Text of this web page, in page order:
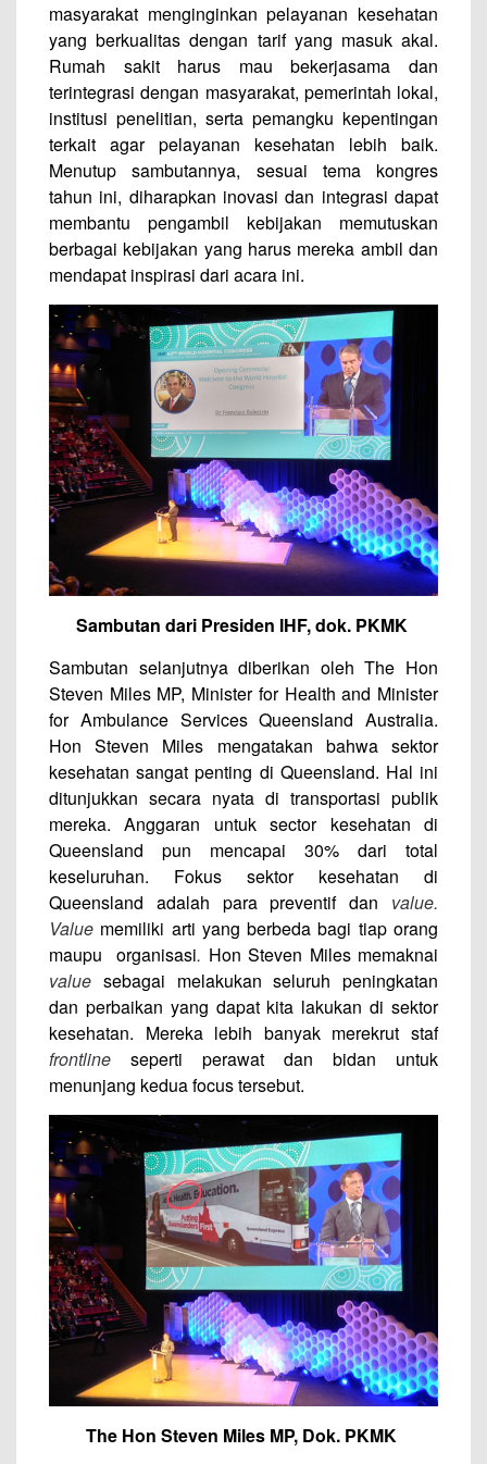
masyarakat menginginkan pelayanan kesehatan
yang berkualitas dengan tarif yang masuk akal.
Rumah sakit harus mau bekerjasama dan
terintegrasi dengan masyarakat, pemerintah lokal,
institusi penelitian, serta pemangku kepentingan
terkait agar pelayanan kesehatan lebih baik.
Menutup sambutannya, sesuai tema kongres
tahun ini, diharapkan inovasi dan integrasi dapat
membantu pengambil kebijakan memutuskan
berbagai kebijakan yang harus mereka ambil dan
mendapat inspirasi dari acara ini.
Sambutan dari Presiden IHF, dok. PKMK
Sambutan selanjutnya diberikan oleh The Hon
Steven Miles MP, Minister for Health and Minister
for Ambulance Services Queensland Australia.
Hon Steven Miles mengatakan bahwa sektor
kesehatan sangat penting di Queensland. Hal ini
ditunjukkan secara nyata di transportasi publik
mereka. Anggaran untuk sector kesehatan di
Queensland pun mencapai 30% dari total
keseluruhan. Fokus sektor kesehatan di
Queensland adalah para preventif dan value.
Value memiliki arti yang berbeda bagi tiap orang
maupu organisasi. Hon Steven Miles memaknai
value sebagai melakukan seluruh peningkatan
dan perbaikan yang dapat kita lakukan di sektor
kesehatan. Mereka lebih banyak merekrut staf
frontline seperti perawat dan bidan untuk
menunjang kedua focus tersebut.
The Hon Steven Miles MP, Dok. PKMK